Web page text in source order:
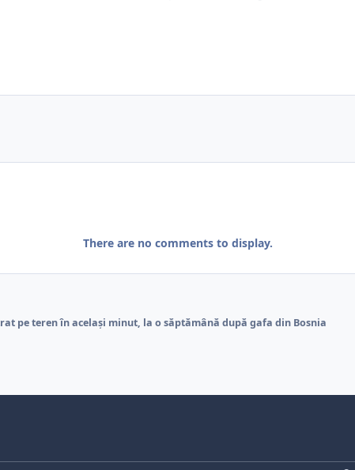
There are no comments to display.
pe teren în același minut, la o săptămână după gafa din Bosnia